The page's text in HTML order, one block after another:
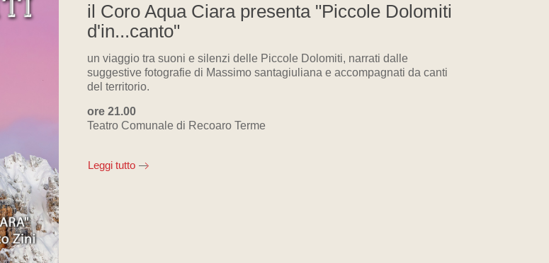
il Coro Aqua Ciara presenta "Piccole Dolomiti
d'in...canto"
un viaggio tra suoni e silenzi delle Piccole Dolomiti, narrati dalle
suggestive fotografie di Massimo santagiuliana e accompagnati da canti
del territorio.
ore 21.00
Teatro Comunale di Recoaro Terme
Leggi tutto